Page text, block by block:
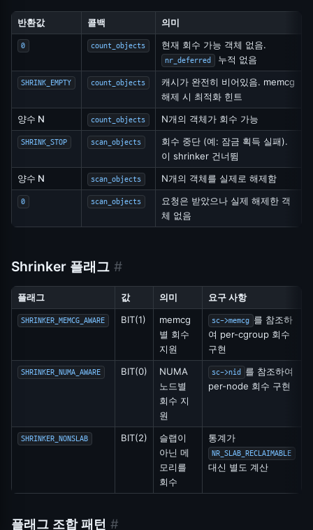
반환값 콜백 의미
0 count_objects 현재 회수 가능 객체 없음.
nr_deferred 누적 없음
SHRINK_EMPTY count_objects
캐시가 완전히 비어있음. memcg
해제 시 최적화 힌트
양수 N
count_objects N개의 객체가 회수 가능
SHRINK_STOP scan_objects
회수 중단 (예: 잠금 획득 실패).
이 shrinker 건너뜀
양수 N
scan_objects N개의 객체를 실제로 해제함
0 scan_objects
요청은 받았으나 실제 해제한 객
체 없음
Shrinker 플래그 #
플래그 값 의미 요구 사항
SHRINKER_MEMCG_AWARE BIT(1)
memcg
별 회수
지원
sc->memcg 를 참조하
여 per-cgroup 회수
구현
SHRINKER_NUMA_AWARE BIT(0)
NUMA
노드별
회수 지
원
sc->nid
를 참조하여
per-node 회수 구현
SHRINKER_NONSLAB BIT(2)
슬랩이
아닌 메
모리를
회수
통계가
NR_SLAB_RECLAIMABLE
대신 별도 계산
플래그 조합 패턴 #